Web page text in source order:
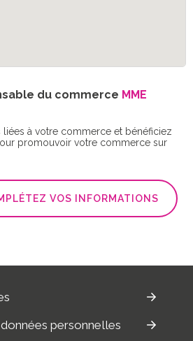
du commerce MME
à votre commerce et bénéficiez
promouvoir votre commerce sur
VOS INFORMATIONS
personnelles